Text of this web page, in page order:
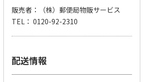
販売者：（株）郵便局物販サービス
TEL： 0120-92-2310
配送情報